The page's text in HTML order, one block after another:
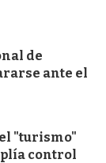
de
ante el
"turismo"
control